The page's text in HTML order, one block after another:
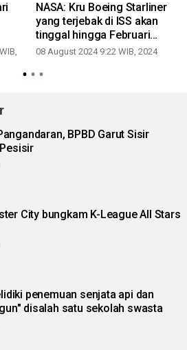
NASA: Kru Boeing Starliner
yang terjebak di ISS akan
tinggal hingga Februari
2025
08 August 2024 9:22 WIB, 2024
BPBD Garut Sisir
City bungkam K-League All Stars
penemuan senjata api dan
disalah satu sekolah swasta